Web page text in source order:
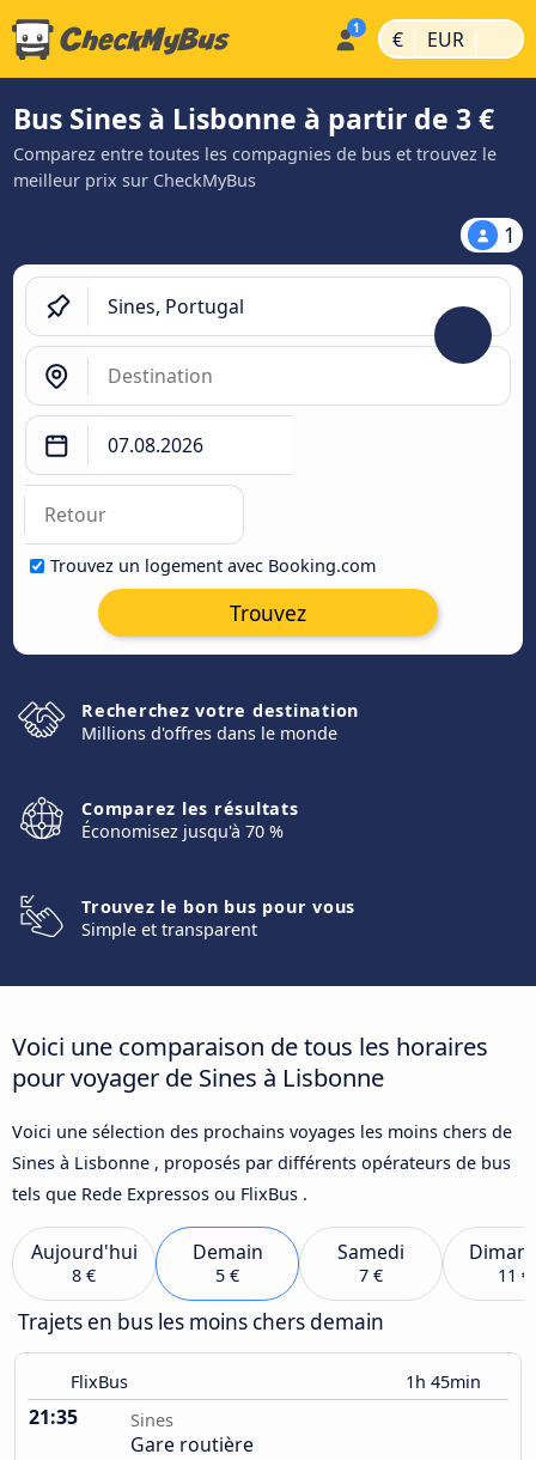
€ | EUR |
Bus Sines à Lisbonne à partir de 3 €
Comparez entre toutes les compagnies de bus et trouvez le
meilleur prix sur CheckMyBus
1
Trouvez un logement avec Booking.com
Trouvez
Recherchez votre destination
Millions d'offres dans le monde
Comparez les résultats
Économisez jusqu'à 70 %
Trouvez le bon bus pour vous
Simple et transparent
Voici une comparaison de tous les horaires
pour voyager de Sines à Lisbonne
Voici une sélection des prochains voyages les moins chers de
Sines à Lisbonne , proposés par différents opérateurs de bus
tels que Rede Expressos ou FlixBus .
Aujourd'hui
8 €
Demain
5 €
Samedi
7 € 11 €
Trajets en bus les moins chers demain
FlixBus 1h 45min
21:35 Sines
Gare routière